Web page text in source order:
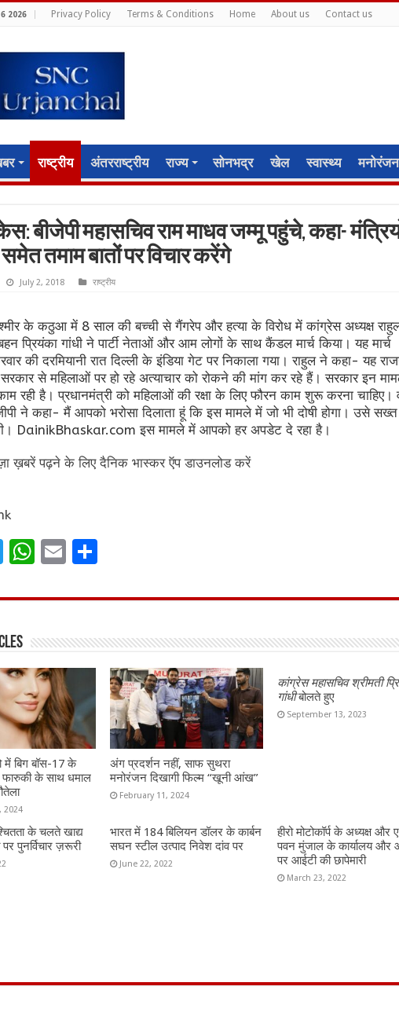
6 2026 Privacy Policy Terms & Conditions Home About us Contact us
राष्ट्रीय अंतरराष्ट्रीय राज्य सोनभद्र खेल स्वास्थ्य मनोरंजन
बीजेपी महासचिव राम माधव जम्मू पहुंचे, कहा-
तमाम बातों पर विचार करेंगे
July 2, 2018 राष्ट्रीय
के कठुआ में 8 साल की बच्ची से गैंगरेप और हत्या के विरोध में कांग्रेस अध्यक्ष राहुल
प्रियंका गांधी ने पार्टी नेताओं और आम लोगों के साथ कैंडल मार्च किया। यह मार्च
की दरमियानी रात दिल्ली के इंडिया गेट पर निकाला गया। राहुल ने कहा- यह
से महिलाओं पर हो रहे अत्याचार को रोकने की मांग कर रहे हैं। सरकार इन
रही है। प्रधानमंत्री को महिलाओं की रक्षा के लिए फौरन काम शुरू करना चाहिए।
ने कहा- मैं आपको भरोसा दिलाता हूं कि इस मामले में जो भी दोषी होगा। उसे
DainikBhaskar.com इस मामले में आपको हर अपडेट दे रहा है।
ख़बरें पढ़ने के लिए दैनिक भास्कर ऍप डाउनलोड करें
T
it
r
W
at
A
p
p
E
ai
S
ar
में बिग बॉस-17 के
फारुकी के साथ धमाल
2024
अंग प्रदर्शन नहीं, साफ सुथरा
मनोरंजन दिखागी फिल्म “खूनी आंख”
February 11, 2024
कांग्रेस महासचिव श्रीमती
गांधीबोलते हुए
September 13, 2023
के चलते खाद्य
पर पुनर्विचार ज़रूरी
भारत में 184 बिलियन डॉलर के कार्बन
सघन स्टील उत्पाद निवेश दांव पर
June 22, 2022
हीरो मोटोकॉर्प के अध्यक्ष और
पवन मुंजाल के कार्यालय और
पर आईटी की छापेमारी
March 23, 2022